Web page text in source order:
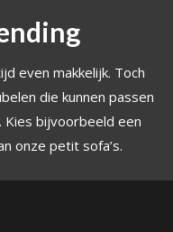
even makkelijk. Toch
die kunnen passen
Kies bijvoorbeeld een
onze petit sofa’s.